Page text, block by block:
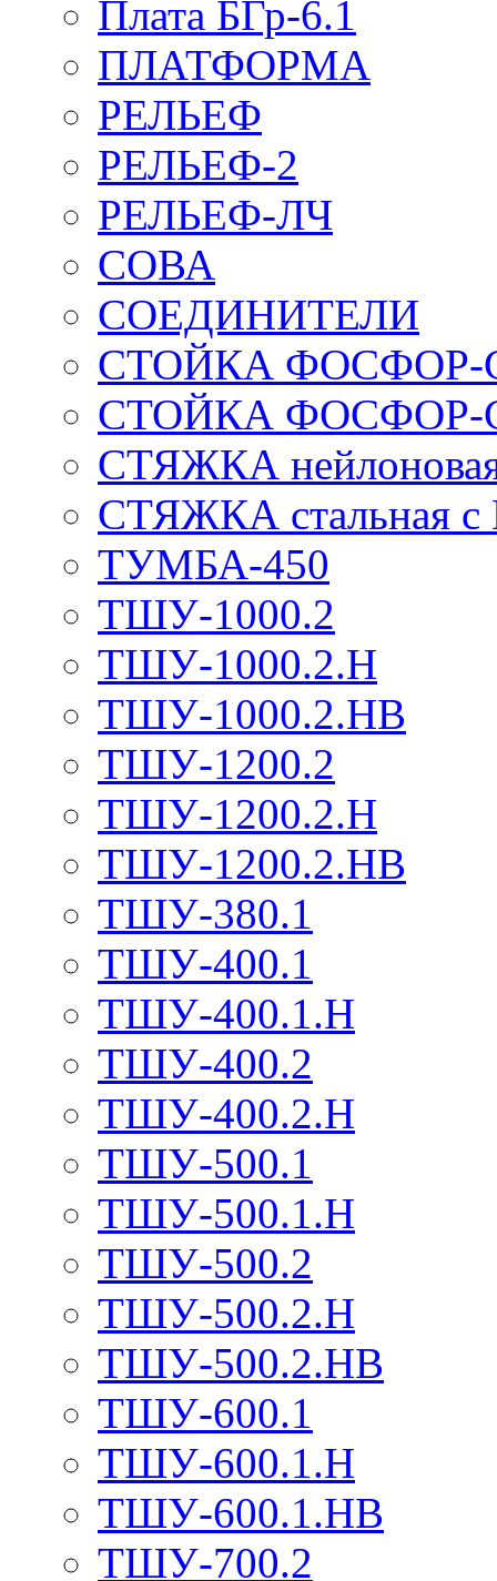
Плата БГр-6.1
ПЛАТФОРМА
РЕЛЬЕФ
РЕЛЬЕФ-2
РЕЛЬЕФ-ЛЧ
СОВА
СОЕДИНИТЕЛИ
СТОЙКА ФОСФОР-
СТОЙКА ФОСФОР-
СТЯЖКА нейлоновая
СТЯЖКА стальная
ТУМБА-450
ТШУ-1000.2
ТШУ-1000.2.Н
ТШУ-1000.2.НВ
ТШУ-1200.2
ТШУ-1200.2.Н
ТШУ-1200.2.НВ
ТШУ-380.1
ТШУ-400.1
ТШУ-400.1.Н
ТШУ-400.2
ТШУ-400.2.Н
ТШУ-500.1
ТШУ-500.1.Н
ТШУ-500.2
ТШУ-500.2.Н
ТШУ-500.2.НВ
ТШУ-600.1
ТШУ-600.1.Н
ТШУ-600.1.НВ
ТШУ-700.2